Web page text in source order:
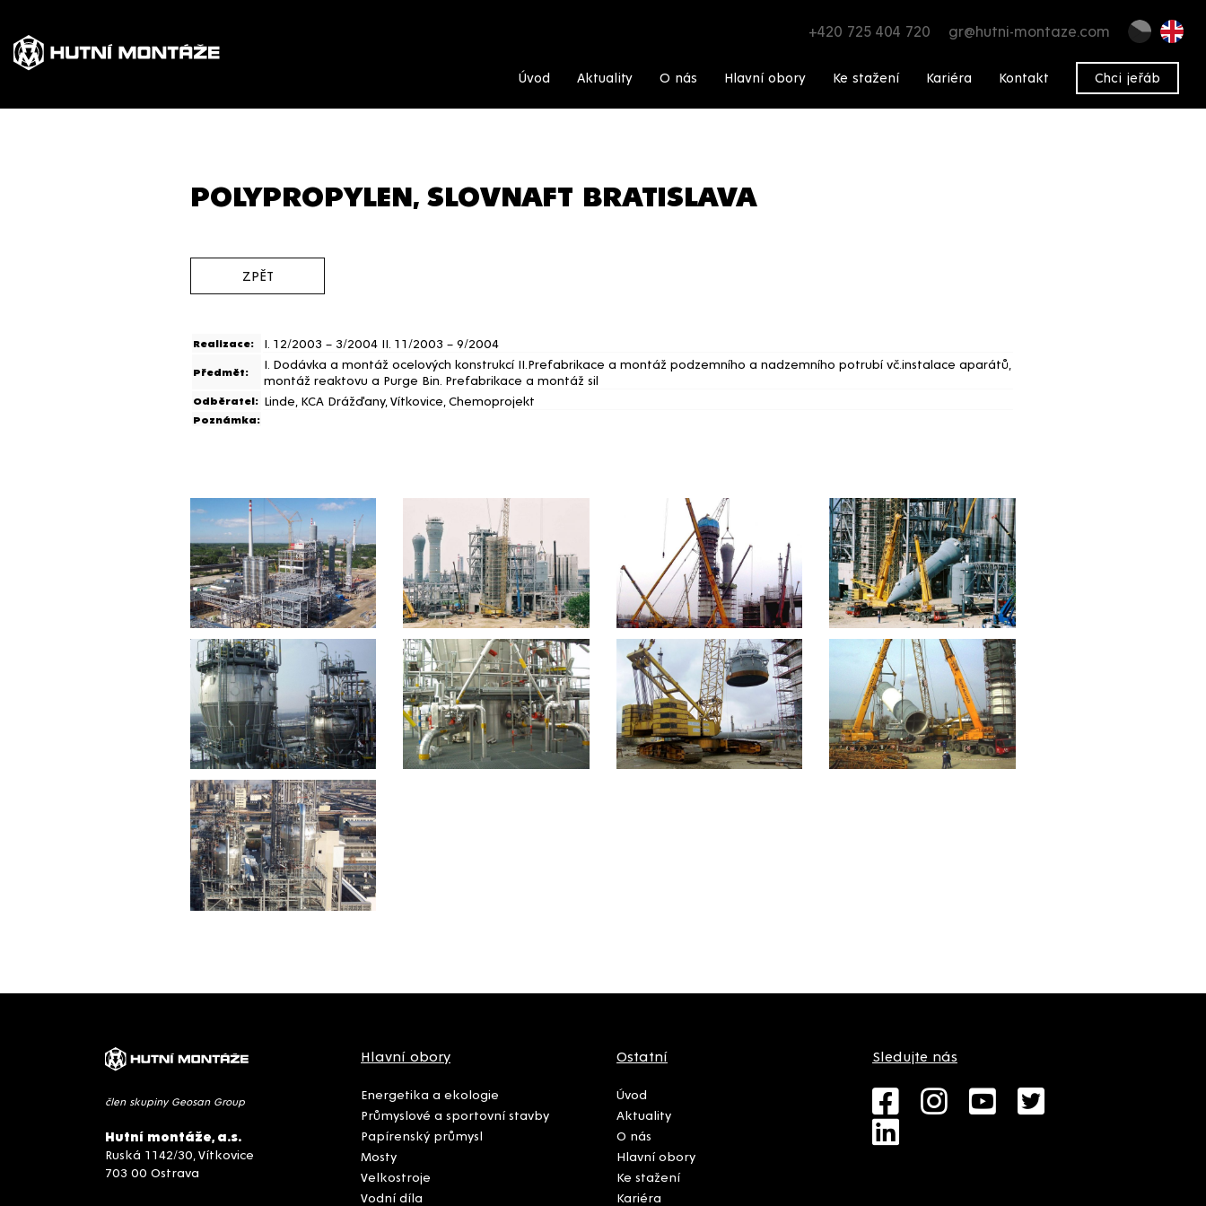
+420 725 404 720 gr@hutni-montaze.com
Úvod Aktuality O nás Hlavní obory Ke stažení Kariéra Kontakt Chci jeřáb
POLYPROPYLEN, SLOVNAFT BRATISLAVA
ZPĚT
Realizace: I. 12/2003 – 3/2004 II. 11/2003 – 9/2004
Předmět:
I. Dodávka a montáž ocelových konstrukcí II.Prefabrikace a montáž podzemního a nadzemního potrubí vč.instalace aparátů,
montáž reaktovu a Purge Bin. Prefabrikace a montáž sil
Odběratel: Linde, KCA Drážďany, Vítkovice, Chemoprojekt
Poznámka:
člen skupiny Geosan Group
Hutní montáže, a.s.
Ruská 1142/30, Vítkovice
703 00 Ostrava
Hlavní obory
Energetika a ekologie
Průmyslové a sportovní stavby
Papírenský průmysl
Mosty
Velkostroje
Vodní díla
Ostatní
Úvod
Aktuality
O nás
Hlavní obory
Ke stažení
Kariéra
Sledujte nás